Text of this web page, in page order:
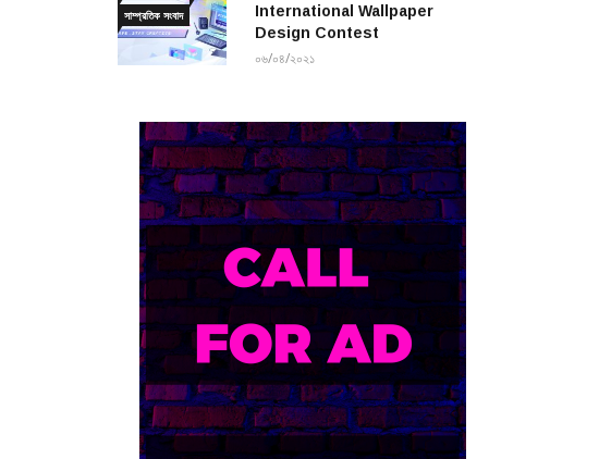
সাম্প্রতিক সংবাদ
International Wallpaper
Design Contest
০৬/০৪/২০২১